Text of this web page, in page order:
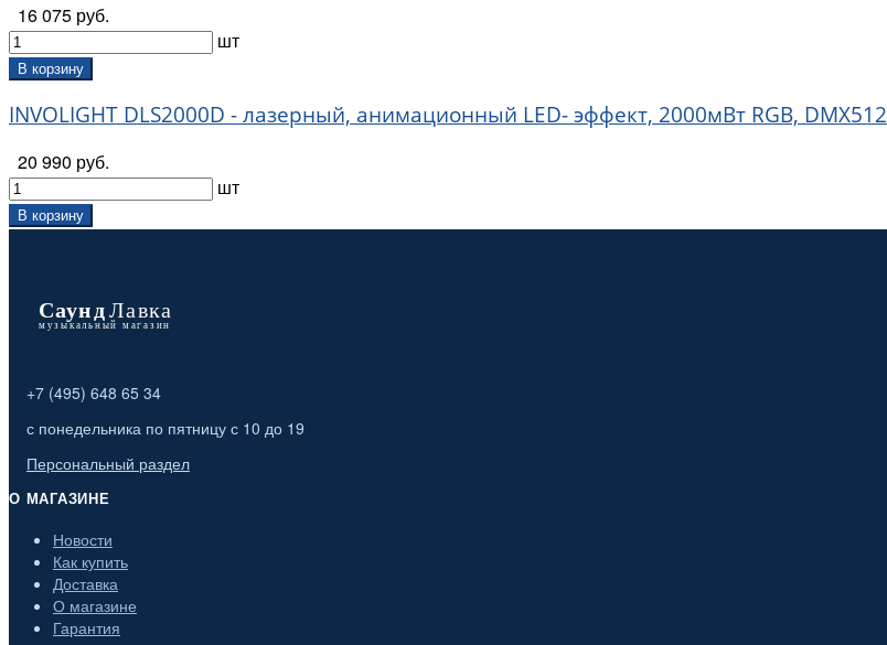
16 075 руб.
шт
В корзину
INVOLIGHT DLS2000D - лазерный, анимационный LED- эффект, 2000мВт RGB, DMX512
20 990 руб.
шт
В корзину
+7 (495) 648 65 34
с понедельника по пятницу с 10 до 19
Персональный раздел
О МАГАЗИНЕ
Новости
Как купить
Доставка
О магазине
Гарантия